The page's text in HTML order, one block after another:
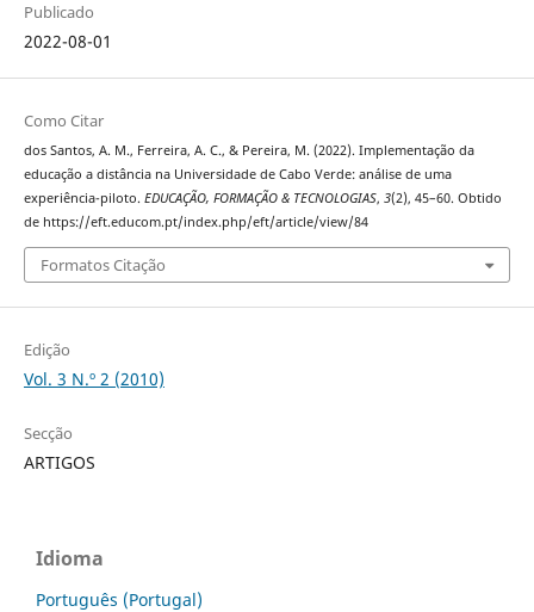
Publicado
2022-08-01
Como Citar
dos Santos, A. M., Ferreira, A. C., & Pereira, M. (2022). Implementação da
educação a distância na Universidade de Cabo Verde: análise de uma
experiência-piloto. EDUCAÇÃO, FORMAÇÃO & TECNOLOGIAS, 3(2), 45–60. Obtido
de https://eft.educom.pt/index.php/eft/article/view/84
Formatos Citação
Edição
Vol. 3 N.º 2 (2010)
Secção
ARTIGOS
Idioma
Português (Portugal)